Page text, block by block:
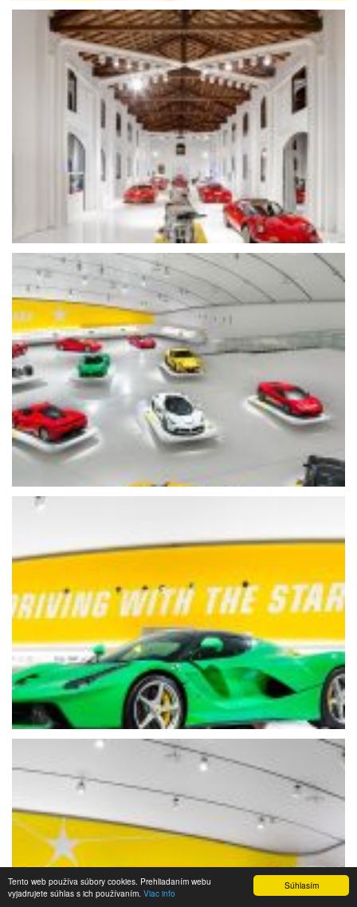
Súhlasím
Tento web používa súbory cookies. Prehliadaním webu
vyjadrujete súhlas s ich používaním. Viac info